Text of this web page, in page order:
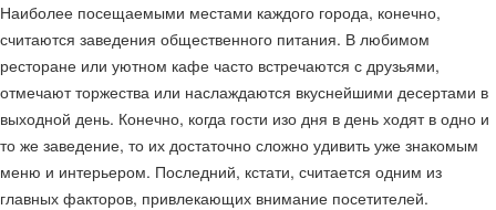
Наиболее посещаемыми местами каждого города, конечно,
считаются заведения общественного питания. В любимом
ресторане или уютном кафе часто встречаются с друзьями,
отмечают торжества или наслаждаются вкуснейшими десертами в
выходной день. Конечно, когда гости изо дня в день ходят в одно и
то же заведение, то их достаточно сложно удивить уже знакомым
меню и интерьером. Последний, кстати, считается одним из
главных факторов, привлекающих внимание посетителей.